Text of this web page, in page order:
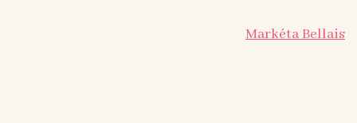
Markéta Bellais